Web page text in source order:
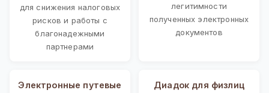
для снижения налоговых
рисков и работы с
благонадежными
партнерами
легитимности
полученных электронных
документов
Электронные путевые
Диадок для физлиц